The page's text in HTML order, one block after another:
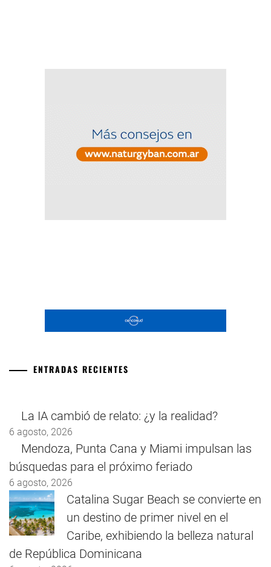
ENTRADAS RECIENTES
La IA cambió de relato: ¿y la realidad?
6 agosto, 2026
Mendoza, Punta Cana y Miami impulsan las
búsquedas para el próximo feriado
6 agosto, 2026
Catalina Sugar Beach se convierte en
un destino de primer nivel en el
Caribe, exhibiendo la belleza natural
de República Dominicana